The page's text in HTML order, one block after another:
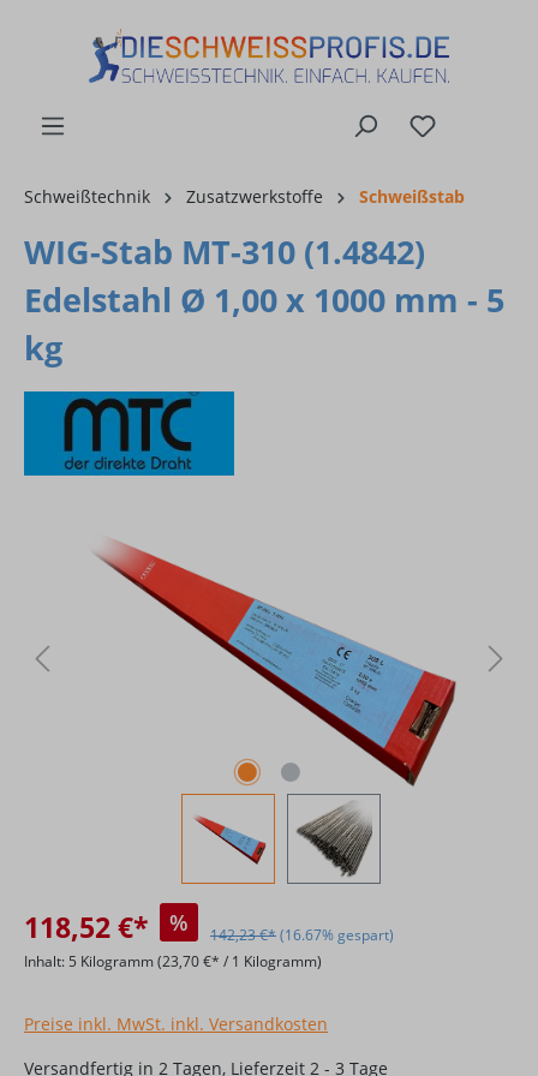
Schweißtechnik Zusatzwerkstoffe Schweißstab
WIG-Stab MT-310 (1.4842)
Edelstahl Ø 1,00 x 1000 mm - 5
kg
Bildergalerie überspringen
118,52 €* % 142,23 €*(16.67% gespart)
Inhalt: 5 Kilogramm(23,70 €* / 1 Kilogramm)
Preise inkl. MwSt. inkl. Versandkosten
Versandfertig in 2 Tagen, Lieferzeit 2 - 3 Tage